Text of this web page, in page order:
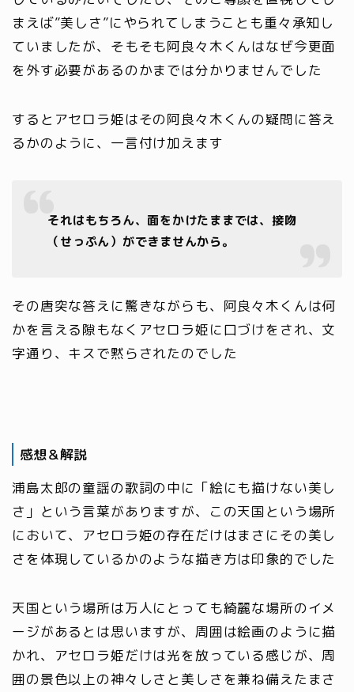
まえば”美しさ”にやられてしまうことも重々承知し
ていましたが、そもそも阿良々木くんはなぜ今更面
を外す必要があるのかまでは分かりませんでした
するとアセロラ姫はその阿良々木くんの疑問に答え
るかのように、一言付け加えます
それはもちろん、面をかけたままでは、接吻
（せっぷん）ができませんから。
その唐突な答えに驚きながらも、阿良々木くんは何
かを言える隙もなくアセロラ姫に口づけをされ、文
字通り、キスで黙らされたのでした
感想＆解説
浦島太郎の童謡の歌詞の中に「絵にも描けない美し
さ」という言葉がありますが、この天国という場所
において、アセロラ姫の存在だけはまさにその美し
さを体現しているかのような描き方は印象的でした
天国という場所は万人にとっても綺麗な場所のイメ
ージがあるとは思いますが、周囲は絵画のように描
かれ、アセロラ姫だけは光を放っている感じが、周
囲の景色以上の神々しさと美しさを兼ね備えたまさ